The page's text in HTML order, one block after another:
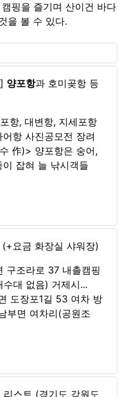
핑을 즐기며 산이건 바다
을 볼 수 있다.
양포항과 호미곶항 등
항, 대변항, 지세포항
항 사진공모전 장려
作)> 양포항은 숭어,
잡혀 늘 낚시객들
요금 화장실 샤워장)
구조라로 37 내촐캠핑
대 없음) 거제시...
도장포1길 53 여차 방
부면 여차리(공원조
스트 (경기도 강원도